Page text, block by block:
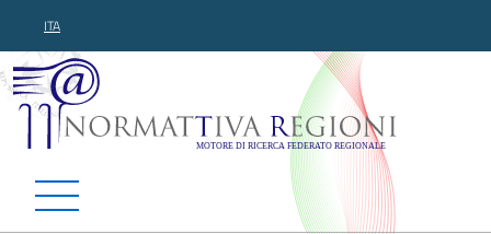
ITA
Normattiva Regioni -